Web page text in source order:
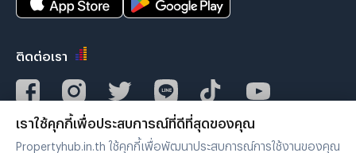
ติดต่อเรา
เราใช้คุกกี้เพื่อประสบการณ์ที่ดีที่สุดของคุณ
Propertyhub.in.th ใช้คุกกี้เพื่อพัฒนาประสบการณ์การใช้งานของคุณ